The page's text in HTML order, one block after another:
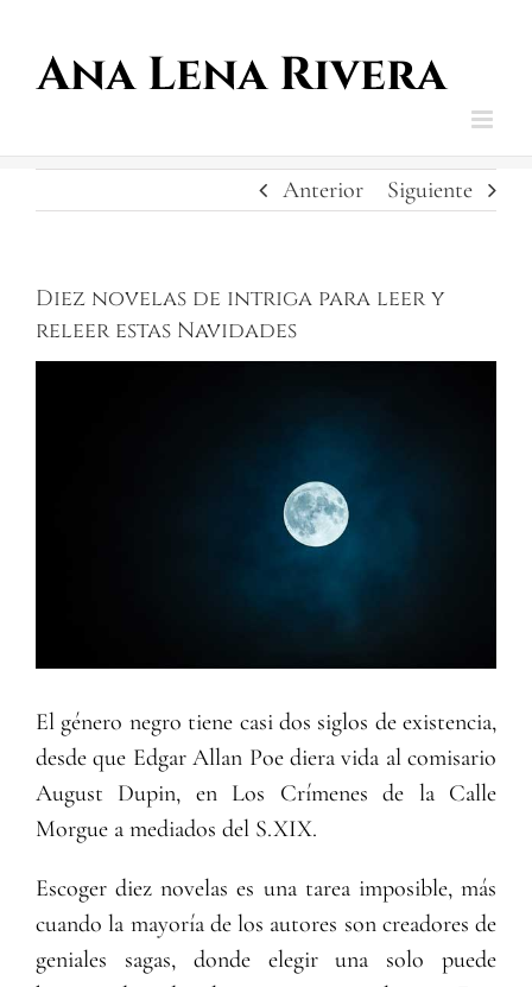
contenido
Anterior Siguiente
Diez novelas de intriga para leer y
releer estas Navidades
El género negro tiene casi dos siglos de existencia,
desde que Edgar Allan Poe diera vida al comisario
August Dupin, en Los Crímenes de la Calle
Morgue a mediados del S.XIX.
Escoger diez novelas es una tarea imposible, más
cuando la mayoría de los autores son creadores de
geniales sagas, donde elegir una solo puede